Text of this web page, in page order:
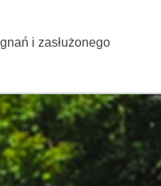
i zasłużonego